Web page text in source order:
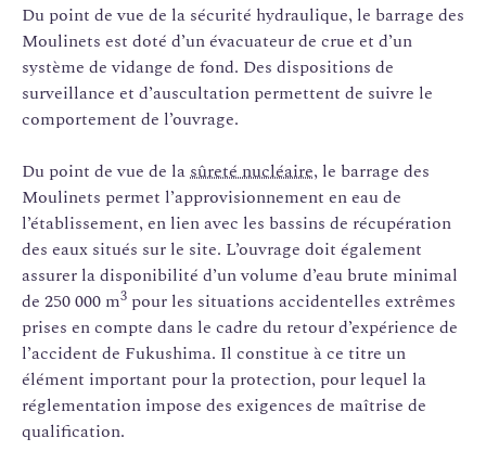
Du point de vue de la sécurité hydraulique, le barrage des
Moulinets est doté d’un évacuateur de crue et d’un
système de vidange de fond. Des dispositions de
surveillance et d’auscultation permettent de suivre le
comportement de l’ouvrage.
Du point de vue de lasûreté nucléaire, le barrage des
Moulinets permet l’approvisionnement en eau de
l’établissement, en lien avec les bassins de récupération
des eaux situés sur le site. L’ouvrage doit également
assurer la disponibilité d’un volume d’eau brute minimal
de 250 000 m3 pour les situations accidentelles extrêmes
prises en compte dans le cadre du retour d’expérience de
l’accident de Fukushima. Il constitue à ce titre un
élément important pour la protection, pour lequel la
réglementation impose des exigences de maîtrise de
qualification.